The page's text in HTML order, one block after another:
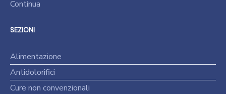
Continua
SEZIONI
Alimentazione
Antidolorifici
Cure non convenzionali